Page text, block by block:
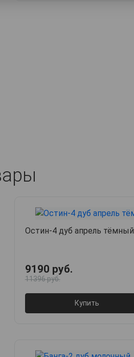
Остин-4 дуб апрель тёмный
9190 руб.
11396 руб.
Купить